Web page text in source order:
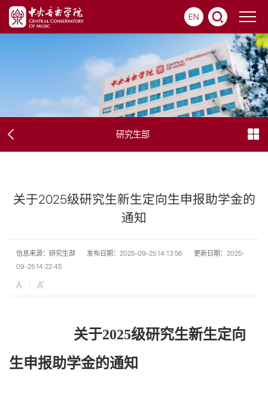
EN
研究生部
关于2025级研究生新生定向生申报助学金的
通知
信息来源：研究生部 发布日期：2025-09-25 14:13:56
更新日期：2025-
09-25 14:22:45
关于2025级研究生新生定向
生申报助学金的通知